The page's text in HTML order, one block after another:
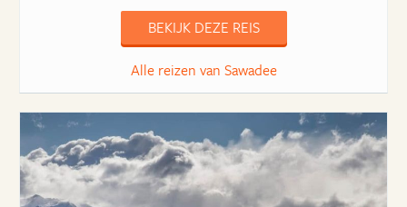
BEKIJK DEZE REIS
Alle reizen van Sawadee